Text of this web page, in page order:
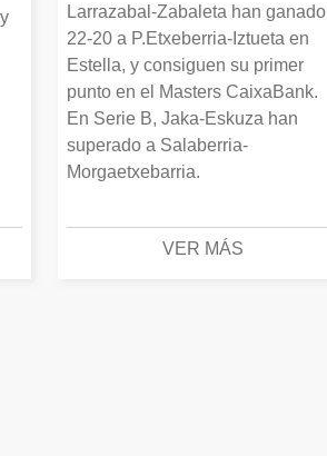
Larrazabal-Zabaleta han ganado
22-20 a P.Etxeberria-Iztueta en
Estella, y consiguen su primer
punto en el Masters CaixaBank.
En Serie B, Jaka-Eskuza han
superado a Salaberria-
Morgaetxebarria.
VER MÁS